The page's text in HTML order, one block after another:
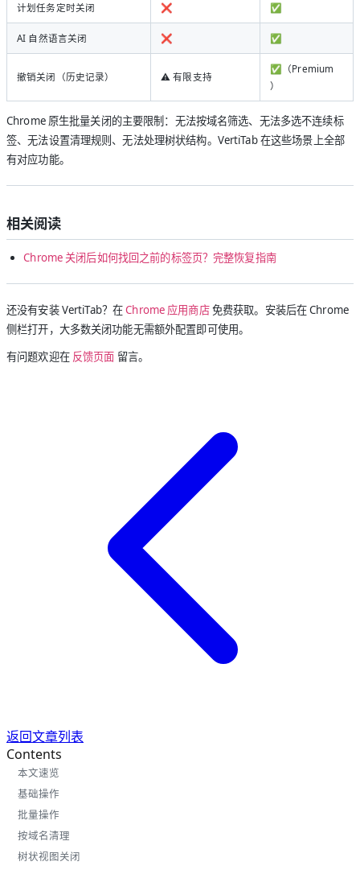
计划任务定时关闭 ❌ ✅
AI 自然语言关闭 ❌ ✅
撤销关闭（历史记录） ⚠️ 有限支持
✅（Premium
）
Chrome 原生批量关闭的主要限制：无法按域名筛选、无法多选不连续标
签、无法设置清理规则、无法处理树状结构。VertiTab 在这些场景上全部
有对应功能。
相关阅读
Chrome 关闭后如何找回之前的标签页？完整恢复指南
还没有安装 VertiTab？在Chrome 应用商店免费获取。安装后在 Chrome
侧栏打开，大多数关闭功能无需额外配置即可使用。
有问题欢迎在 反馈页面 留言。
返回文章列表
Contents
本文速览
基础操作
批量操作
按域名清理
树状视图关闭